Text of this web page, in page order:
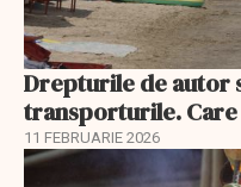
Drepturile de autor
transporturile.
11 FEBRUARIE 2026